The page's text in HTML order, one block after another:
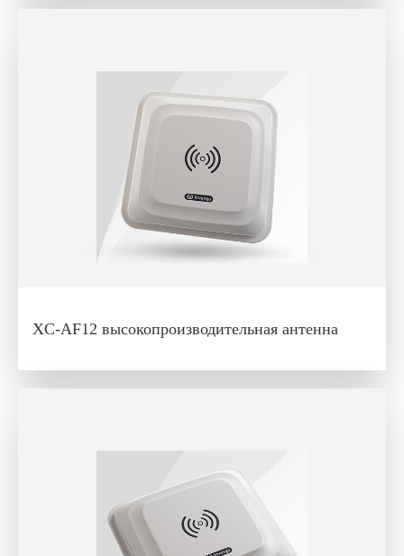
XC-AF12 высокопроизводительная антенна